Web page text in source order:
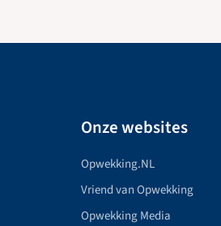
Onze websites
Opwekking.NL
Vriend van Opwekking
Opwekking Media